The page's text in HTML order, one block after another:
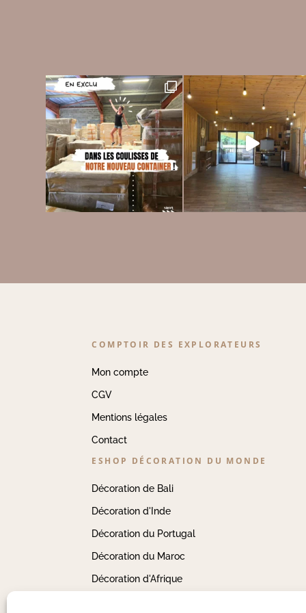
COMPTOIR DES EXPLORATEURS
Mon compte
CGV
Mentions légales
Contact
ESHOP DÉCORATION DU MONDE
Décoration de Bali
Décoration d'Inde
Décoration du Portugal
Décoration du Maroc
Décoration d'Afrique